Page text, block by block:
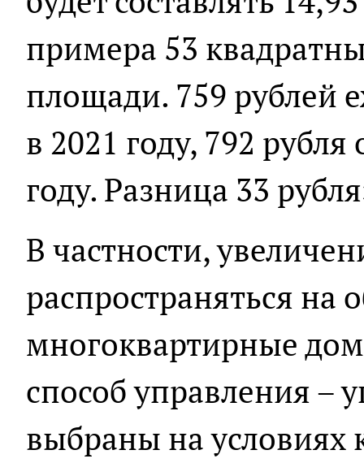
примера 53
площади. 759 рублей
в 2021 году, 792
году. Разница 33
В частности,
распространяться
многоквартирные
способ управления
выбраны на условиях